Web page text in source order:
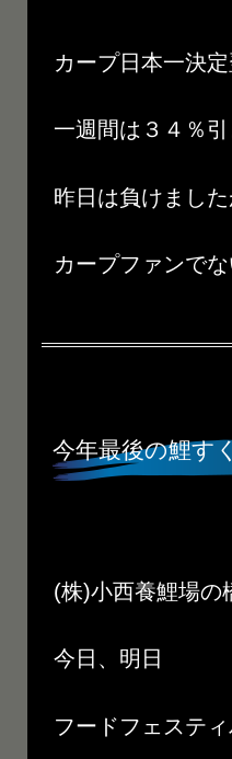
カープ日本一決
一週間は３４％引
昨日は負けまし
カープファンで
今年最後の鯉す
(株)小西養鯉場の
今日、明日
フードフェステ